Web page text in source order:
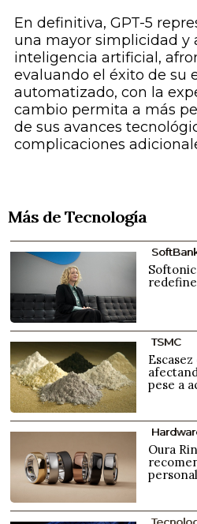
En definitiva, GPT-5
una mayor simplicidad y
inteligencia artificial,
evaluando el éxito de su
automatizado, con la
cambio permita a más
de sus avances
complicaciones
Más de Tecnología
TSMC
pese a
Oura